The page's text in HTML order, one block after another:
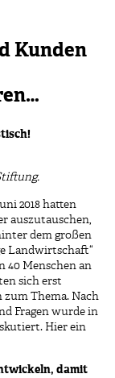
Kunden
2018 hatten
auszutauschen,
dem großen
Landwirtschaft“
40 Menschen an
sich erst
Thema. Nach
Fragen wurde in
Hier ein
damit